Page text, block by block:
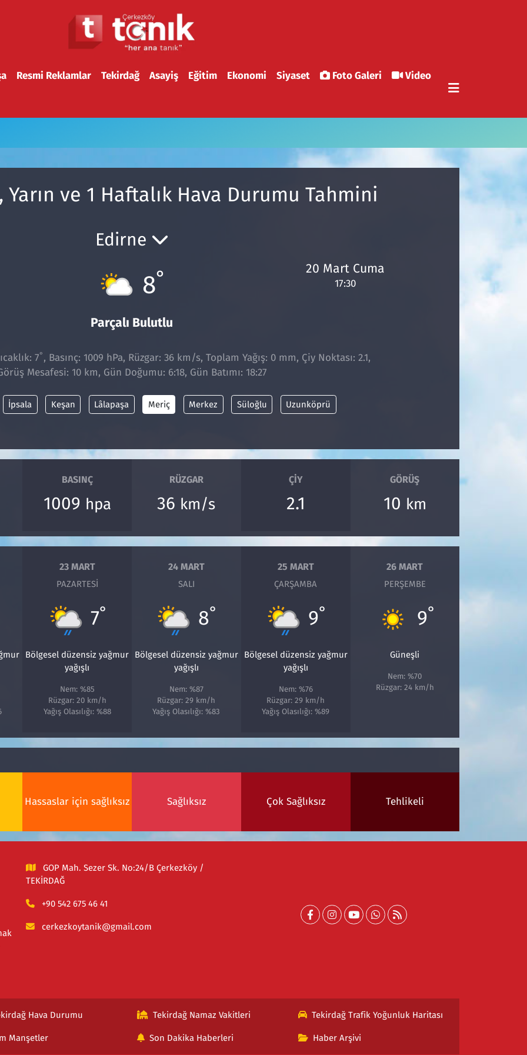
Resmi Reklamlar Tekirdağ Asayiş Eğitim Ekonomi Siyaset Foto Galeri
Video
ve 1 Haftalık Hava Durumu Tahmini
Edirne
8°
Parçalı Bulutlu
20 Mart Cuma
17:30
7° , Basınç: 1009 hPa, Rüzgar: 36 km/s, Toplam Yağış: 0 mm, Çiy Noktası: 2.1,
Mesafesi: 10 km, Gün Doğumu: 6:18, Gün Batımı: 18:27
İpsala Keşan Lâlapaşa Meriç Merkez Süloğlu Uzunköprü
BASINÇ
1009 hpa
RÜZGAR
36 km/s
ÇIY
2.1
GÖRÜŞ
10 km
23 MART
PAZARTESI
7°
Bölgesel düzensiz yağmur
yağışlı
Nem: %85
Rüzgar: 20 km/h
Yağış Olasılığı: %88
24 MART
SALI
8°
Bölgesel düzensiz yağmur
yağışlı
Nem: %87
Rüzgar: 29 km/h
Yağış Olasılığı: %83
25 MART
ÇARŞAMBA
9°
Bölgesel düzensiz yağmur
yağışlı
Nem: %76
Rüzgar: 29 km/h
Yağış Olasılığı: %89
26 MART
PERŞEMBE
9°
Güneşli
Nem: %70
Rüzgar: 24 km/h
Hassaslar için sağlıksız Sağlıksız Çok Sağlıksız Tehlikeli
GOP Mah. Sezer Sk. No:24/B Çerkezköy /
TEKİRDAĞ
+90 542 675 46 41
cerkezkoytanik@gmail.com
Hava Durumu Tekirdağ Namaz Vakitleri Tekirdağ Trafik Yoğunluk Haritası
Manşetler Son Dakika Haberleri Haber Arşivi